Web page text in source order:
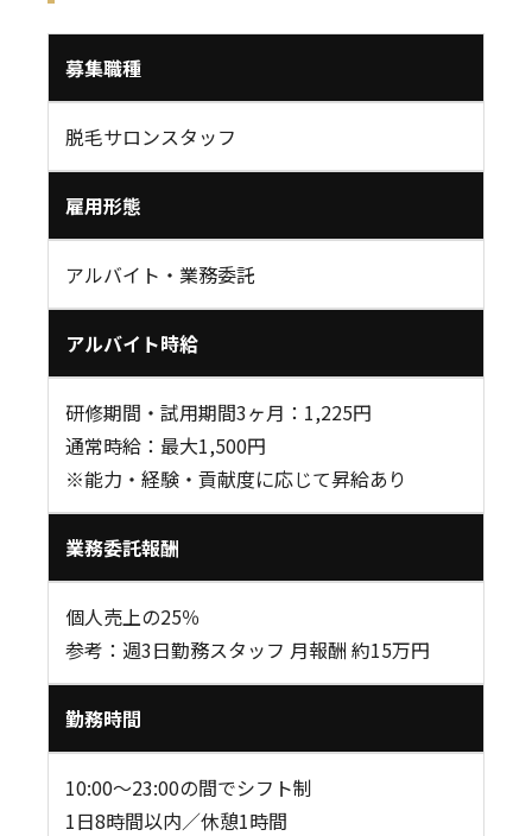
募集職種
脱毛サロンスタッフ
雇用形態
アルバイト・業務委託
アルバイト時給
研修期間・試用期間3ヶ月：1,225円
通常時給：最大1,500円
※能力・経験・貢献度に応じて昇給あり
業務委託報酬
個人売上の25％
参考：週3日勤務スタッフ 月報酬 約15万円
勤務時間
10:00〜23:00の間でシフト制
1日8時間以内／休憩1時間